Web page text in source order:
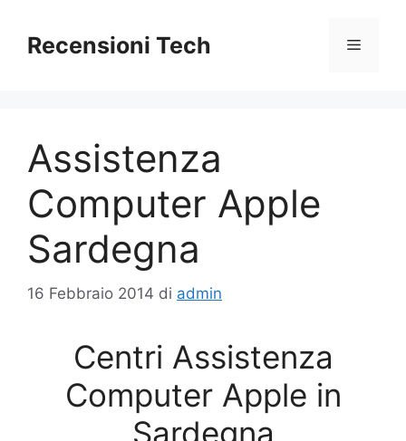
contenuto
Recensioni Tech Menu
Assistenza
Computer Apple
Sardegna
16 Febbraio 2014 di admin
Centri Assistenza
Computer Apple in
Sardegna